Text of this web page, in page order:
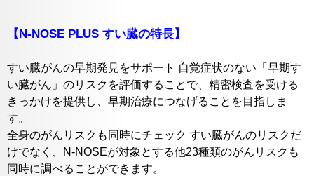
【N-NOSE PLUS すい臓の特長】
すい臓がんの早期発見をサポート 自覚症状のない「早期す
い臓がん」のリスクを評価することで、精密検査を受ける
きっかけを提供し、早期治療につなげることを目指しま
す。
全身のがんリスクも同時にチェック すい臓がんのリスクだ
けでなく、N-NOSEが対象とする他23種類のがんリスクも
同時に調べることができます。